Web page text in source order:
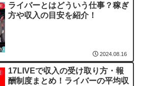
ライバーとはどういう仕事？稼ぎ
方や収入の目安を紹介！
2024.08.16
17LIVEで収入の受け取り方・報
酬制度まとめ！ライバーの平均収